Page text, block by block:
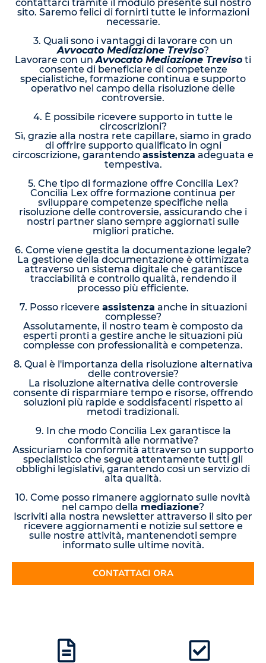
contattarci tramite il modulo presente sul nostro
sito. Saremo felici di fornirti tutte le informazioni
necessarie.
3. Quali sono i vantaggi di lavorare con un
Avvocato Mediazione Treviso?
Lavorare con unAvvocato Mediazione Treviso ti
consente di beneficiare di competenze
specialistiche, formazione continua e supporto
operativo nel campo della risoluzione delle
controversie.
4. È possibile ricevere supporto in tutte le
circoscrizioni?
Sì, grazie alla nostra rete capillare, siamo in grado
di offrire supporto qualificato in ogni
circoscrizione, garantendo assistenza adeguata e
tempestiva.
5. Che tipo di formazione offre Concilia Lex?
Concilia Lex offre formazione continua per
sviluppare competenze specifiche nella
risoluzione delle controversie, assicurando che i
nostri partner siano sempre aggiornati sulle
migliori pratiche.
6. Come viene gestita la documentazione legale?
La gestione della documentazione è ottimizzata
attraverso un sistema digitale che garantisce
tracciabilità e controllo qualità, rendendo il
processo più efficiente.
7. Posso ricevere assistenza anche in situazioni
complesse?
Assolutamente, il nostro team è composto da
esperti pronti a gestire anche le situazioni più
complesse con professionalità e competenza.
8. Qual è l'importanza della risoluzione alternativa
delle controversie?
La risoluzione alternativa delle controversie
consente di risparmiare tempo e risorse, offrendo
soluzioni più rapide e soddisfacenti rispetto ai
metodi tradizionali.
9. In che modo Concilia Lex garantisce la
conformità alle normative?
Assicuriamo la conformità attraverso un supporto
specialistico che segue attentamente tutti gli
obblighi legislativi, garantendo così un servizio di
alta qualità.
10. Come posso rimanere aggiornato sulle novità
nel campo della mediazione?
Iscriviti alla nostra newsletter attraverso il sito per
ricevere aggiornamenti e notizie sul settore e
sulle nostre attività, mantenendoti sempre
informato sulle ultime novità.
CONTATTACI ORA